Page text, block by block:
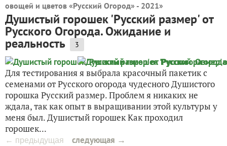
овощей и цветов «Русский Огород» - 2021»
Душистый горошек 'Русский размер' от
Русского Огорода. Ожидание и
реальность 3
Для тестирования я выбрала красочный пакетик с
семенами от Русского огорода чудесного Душистого
горошка Русский размер. Проблем я никаких не
ждала, так как опыт в выращивании этой культуры у
меня был. Душистый горошек Как проходил
горошек...
← предыдущая следующая →